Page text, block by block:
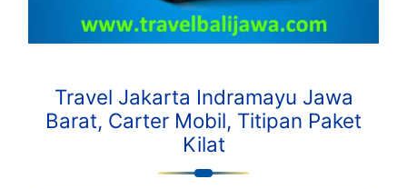
Travel Jakarta Indramayu Jawa
Barat, Carter Mobil, Titipan Paket
Kilat